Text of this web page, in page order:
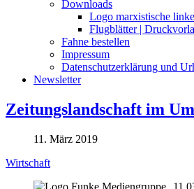
Downloads
Logo marxistische linke
Flugblätter |
Fahne bestellen
Impressum
Datenschutzerklärung und
Newsletter
Zeitungslandschaft im
11. März 2019
Wirtschaft